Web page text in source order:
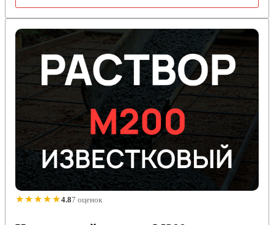
★★★★★4.87 оценок